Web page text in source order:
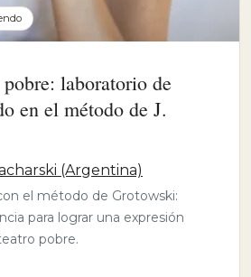
laboratorio de
en el método de J.
(Argentina)
el método de Grotowski:
para lograr una expresión
pobre.